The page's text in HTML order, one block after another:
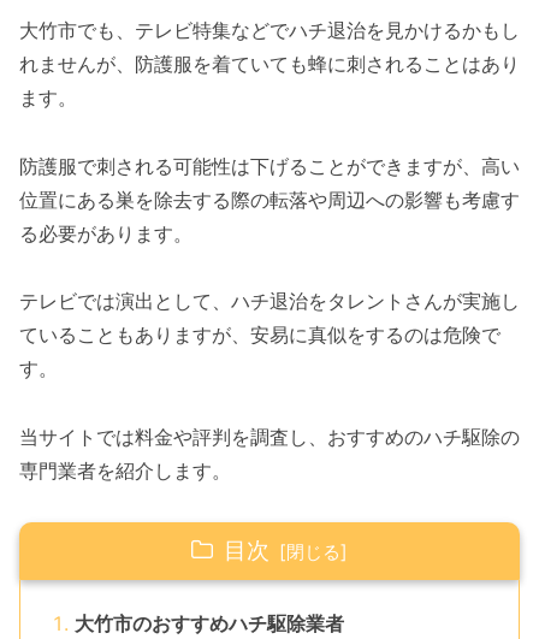
大竹市でも、テレビ特集などでハチ退治を見かけるかもし
れませんが、防護服を着ていても蜂に刺されることはあり
ます。
防護服で刺される可能性は下げることができますが、高い
位置にある巣を除去する際の転落や周辺への影響も考慮す
る必要があります。
テレビでは演出として、ハチ退治をタレントさんが実施し
ていることもありますが、安易に真似をするのは危険で
す。
当サイトでは料金や評判を調査し、おすすめのハチ駆除の
専門業者を紹介します。
目次
大竹市のおすすめハチ駆除業者